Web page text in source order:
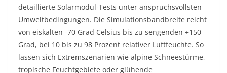
detaillierte Solarmodul-Tests unter anspruchsvollsten
Umweltbedingungen. Die Simulationsbandbreite reicht
von eiskalten -70 Grad Celsius bis zu sengenden +150
Grad, bei 10 bis zu 98 Prozent relativer Luftfeuchte. So
lassen sich Extremszenarien wie alpine Schneestürme,
tropische Feuchtgebiete oder glühende